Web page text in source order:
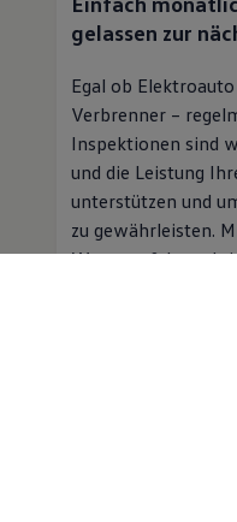
gelassen zur
Egal ob
Verbrenner –
Inspektionen sind
und die Leistung
unterstützen und
zu gewährleisten.
Wartung &